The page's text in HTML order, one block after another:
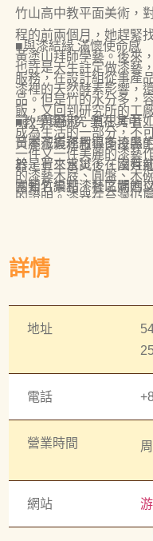
竹山高中教平面美術，
程的前兩個月，她趕緊
黃塗山拜師學藝。後來
服務，在設計組從事產
品。但是竹的水分多，
前，黃麗淑一直思考著
日本花道運用很多漆黑
於是買來嘗試，在沒有
索著竹編和漆藝之間的
■與漆結緣 滿懷使命感
也許是天生註定做漆藝
漆裡的天然酵素影響，
飯，又回到研究所的工
成為生活的一部分，不
一件又一件美麗的漆藝
的漆藝木屐、圓盤、木
的證明。漆器在台灣仍
時，也有很大的使命感
護系所和宜蘭傳統藝術
過實作，讓大家了解什
■教學與研究 樂在其中
黃麗淑義務教導南投縣
器，七二水災後，國姓
國知名景點，社區媽媽
說：「上課時，老師和
做幾個，送給女兒每人
心委託做研究，近一年
(圖文出自國立台灣工藝
詳情
地址
電話
營業時間
網站